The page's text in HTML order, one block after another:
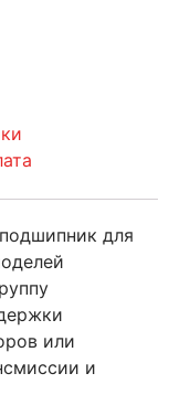
для
или
и